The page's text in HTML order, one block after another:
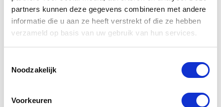
partners kunnen deze gegevens combineren met andere
informatie die u aan ze heeft verstrekt of die ze hebben
verzameld op basis van uw gebruik van hun services.
Noodzakelijk
Voorkeuren
het geluk van uw huisdier te optimaliseren.
We geloven sterk in het bieden van alleen het beste
voor uw dier, en daarom zijn alle producten die we
aanbieden veilig, effectief en makkelijk in gebruik.
nerveuze paarden
tot producten die de gezondheid
gewrichten ondersteunen bij oudere hondenen
katten, ons doel is om een merkbare verbetering in
het leven van uw dier te realiseren.